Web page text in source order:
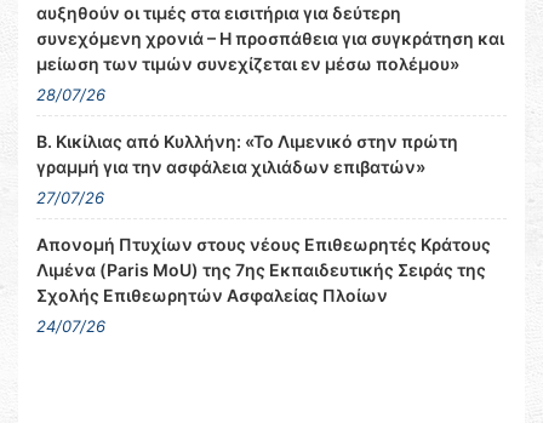
αυξηθούν οι τιμές στα εισιτήρια για δεύτερη
συνεχόμενη χρονιά – Η προσπάθεια για συγκράτηση και
μείωση των τιμών συνεχίζεται εν μέσω πολέμου»
28/07/26
Β. Κικίλιας από Κυλλήνη: «Το Λιμενικό στην πρώτη
γραμμή για την ασφάλεια χιλιάδων επιβατών»
27/07/26
Απονομή Πτυχίων στους νέους Επιθεωρητές Κράτους
Λιμένα (Paris MoU) της 7ης Εκπαιδευτικής Σειράς της
Σχολής Επιθεωρητών Ασφαλείας Πλοίων
24/07/26